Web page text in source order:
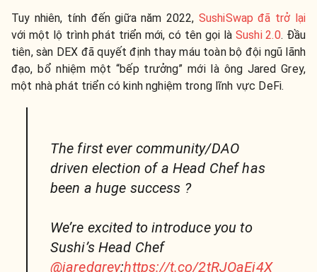
Tuy nhiên, tính đến giữa năm 2022, SushiSwap đã trở lại
với một lộ trình phát triển mới, có tên gọi là Sushi 2.0. Đầu
tiên, sàn DEX đã quyết định thay máu toàn bộ đội ngũ lãnh
đạo, bổ nhiệm một “bếp trưởng” mới là ông Jared Grey,
một nhà phát triển có kinh nghiệm trong lĩnh vực DeFi.
The first ever community/DAO
driven election of a Head Chef has
been a huge success ?
We’re excited to introduce you to
Sushi’s Head Chef
@jaredgrey:https://t.co/2tRJOaEi4X